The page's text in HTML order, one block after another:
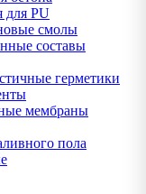
для PU
смолы
составы
герметики
мембраны
пола